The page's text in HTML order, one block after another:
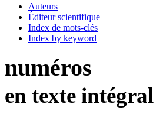
Auteurs
Éditeur scientifique
Index de mots-clés
Index by keyword
numéros
en texte intégral